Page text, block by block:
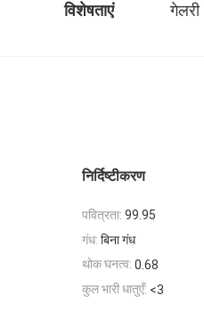
विशेषताएं गेलरी
निर्दिष्टीकरण
पवित्रता: 99.95
गंध: बिना गंध
थोक घनत्व: 0.68
कुल भारी धातुएँ: <3